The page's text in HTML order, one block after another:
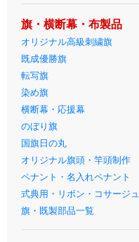
旗・横断幕・布製品
オリジナル高級刺繍旗
既成優勝旗
転写旗
染め旗
横断幕・応援幕
のぼり旗
国旗日の丸
オリジナル旗頭・竿頭制作
ペナント・名入れペナント
式典用・リボン・コサージュ
旗・既製部品一覧